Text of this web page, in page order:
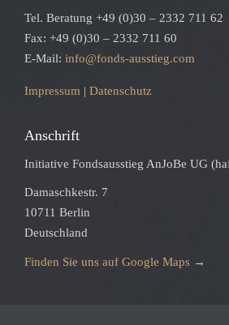
Tel. Beratung +49 (0)30 – 2332 711 62
Fax: +49 (0)30 – 2332 711 60
E-Mail: info@fonds-ausstieg.com
Impressum | Datenschutz
Anschrift
Initiative Fondsausstieg AnJoBe UG
Damaschkestr. 7
10711 Berlin
Deutschland
Finden Sie uns auf Google Maps →